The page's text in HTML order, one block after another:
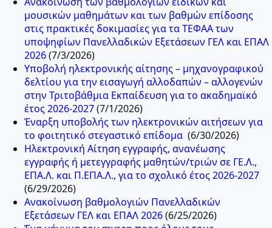
μουσικών μαθημάτων και των βαθμών επίδοσης
στις πρακτικές δοκιμασίες για τα ΤΕΦΑΑ των
υποψηφίων Πανελλαδικών Εξετάσεων ΓΕΛ και ΕΠΑΛ
2026(7/3/2026)
Υποβολή ηλεκτρονικής αίτησης – μηχανογραφικού
δελτίου για την εισαγωγή αλλοδαπών – αλλογενών
στην Τριτοβάθμια Εκπαίδευση για το ακαδημαϊκό
έτος 2026-2027(7/1/2026)
Έναρξη υποβολής των ηλεκτρονικών αιτήσεων για
το φοιτητικό στεγαστικό επίδομα (6/30/2026)
Ηλεκτρονική Αίτηση εγγραφής, ανανέωσης
εγγραφής ή μετεγγραφής μαθητών/τριών σε ΓΕ.Λ.,
ΕΠΑ.Λ. και Π.ΕΠΑ.Λ., για το σχολικό έτος 2026-2027
(6/29/2026)
Ανακοίνωση βαθμολογιών Πανελλαδικών
Εξετάσεων ΓΕΛ και ΕΠΑΛ 2026(6/25/2026)